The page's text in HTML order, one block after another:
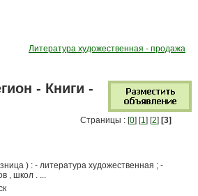
Литература художественная - продажа
- Книги -
Страницы : [0] [1] [2] [3]
) : - литература художественная ; -
, школ . ...